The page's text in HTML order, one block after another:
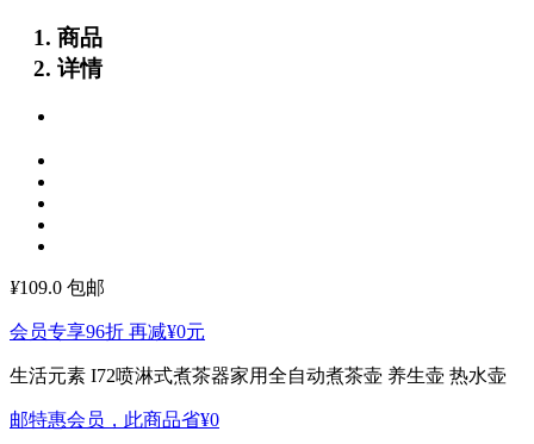
商品
详情
¥109.0 包邮
会员专享96折 再减¥0元
生活元素 I72喷淋式煮茶器家用全自动煮茶壶 养生壶 热水壶
邮特惠会员，此商品省¥0